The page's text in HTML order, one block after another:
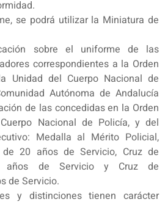
se podrá utilizar la Miniatura de
sobre el uniforme de las
correspondientes a la Orden
Unidad del Cuerpo Nacional de
Autónoma de Andalucía
de las concedidas en la Orden
Nacional de Policía, y del
Medalla al Mérito Policial,
de 20 años de Servicio, Cruz de
años de Servicio y Cruz de
de Servicio.
y distinciones tienen carácter